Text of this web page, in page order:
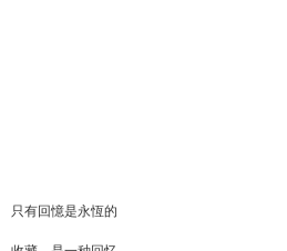
只有回憶是永恆的